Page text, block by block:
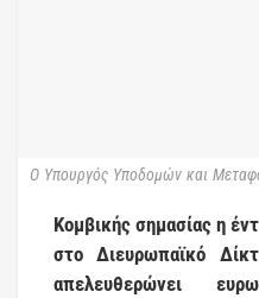
Ο Υπουργός Υποδομών και
Κομβικής σημασίας η
στο Διευρωπαϊκό
απελευθερώνει